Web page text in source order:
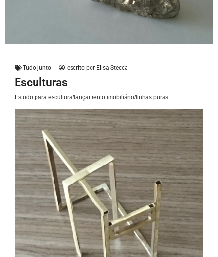
Tudo junto escrito por Elisa Stecca
Esculturas
Estudo para escultura/lançamento imobiliário/linhas puras